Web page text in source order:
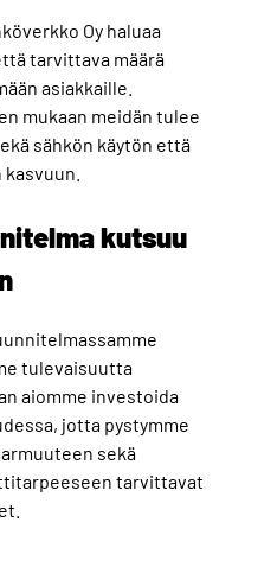
Oy haluaa
tarvittava määrä
asiakkaille.
mukaan meidän tulee
sähkön käytön että
kutsuu
tulevaisuutta
aiomme investoida
jotta pystymme
sekä
tarvittavat